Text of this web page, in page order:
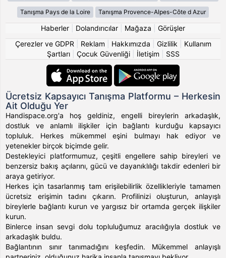
Tanışma Pays de la Loire Tanışma Provence-Alpes-Côte d Azur
Haberler Dolandırıcılar Mağaza
Görüşler
Çerezler ve GDPR
Reklam Hakkımızda Gizlilik
Kullanım
Şartları| Çocuk Güvenliği| İletişim SSS
Ücretsiz Kapsayıcı Tanışma Platformu – Herkesin
Ait Olduğu Yer
Handispace.org'a hoş geldiniz, engelli bireylerin arkadaşlık,
dostluk ve anlamlı ilişkiler için bağlantı kurduğu kapsayıcı
topluluk. Herkes mükemmel eşini bulmayı hak ediyor ve
yetenekler birçok biçimde gelir.
Destekleyici platformumuz, çeşitli engellere sahip bireyleri ve
benzersiz bakış açılarını, gücü ve dayanıklılığı takdir edenleri bir
araya getiriyor.
Herkes için tasarlanmış tam erişilebilirlik özellikleriyle tamamen
ücretsiz erişimin tadını çıkarın. Profilinizi oluşturun, anlayışlı
bireylerle bağlantı kurun ve yargısız bir ortamda gerçek ilişkiler
kurun.
Binlerce insan sevgi dolu topluluğumuz aracılığıyla dostluk ve
arkadaşlık buldu.
Bağlantının sınır tanımadığını keşfedin. Mükemmel anlayışlı